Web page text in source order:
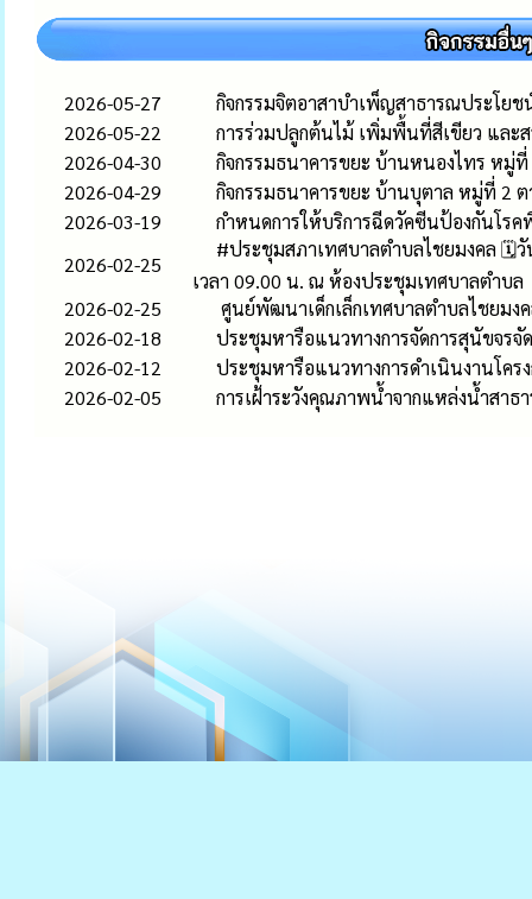
2026-05-27
กิจกรรมจิตอาสาบำเพ็ญสาธารณประโยช
2026-05-22
การร่วมปลูกต้นไม้ เพิ่มพื้นที่สีเขียว และ
2026-04-30
กิจกรรมธนาคารขยะ บ้านหนองไทร หมู่
2026-04-29
กิจกรรมธนาคารขยะ บ้านบุตาล หมู่ที่ 2
2026-03-19
กำหนดการให้บริการฉีดวัคซีนป้องกันโร
2026-02-25
#ประชุมสภาเทศบาลตำบลไชยมงคล 🗓️
เวลา 09.00 น. ณ ห้องประชุมเทศบาลตำบล
2026-02-25
ศูนย์พัฒนาเด็กเล็กเทศบาลตำบลไชยมง
2026-02-18
ประชุมหารือแนวทางการจัดการสุนัขจรจั
2026-02-12
ประชุมหารือแนวทางการดำเนินงานโค
2026-02-05
การเฝ้าระวังคุณภาพน้ำจากแหล่งน้ำสา